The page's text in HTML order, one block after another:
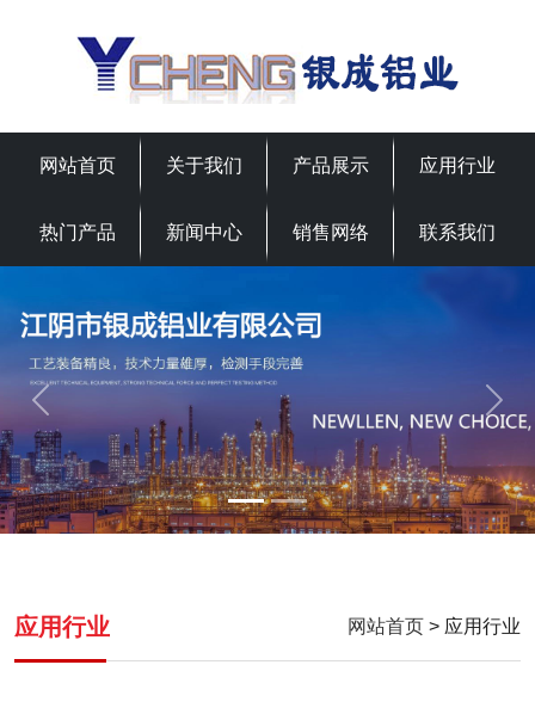
网站首页 关于我们 产品展示 应用行业
热门产品 新闻中心 销售网络 联系我们
Previous Next
应用行业 网站首页 > 应用行业